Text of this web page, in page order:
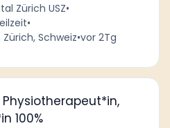
Zürich USZ•
•
Schweiz•vor 2Tg
Physiotherapeut*in,
100%